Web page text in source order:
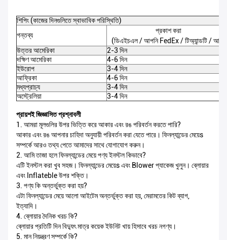
শিপিং (কাজের দিনগুলিতে স্বাভাবিক পরিস্থিতি)
গন্তব্য
প্রকাশ করা
(ডিএইচএল / আপনি FedEx / টিঅ্যান্ডটি / আপ)
উত্তর আমেরিকা
2-3 দিন
দক্ষিণ আমেরিকা
4-6 দিন
ইউরোপ
3-4 দিন
আফ্রিকা
4-6 দিন
মধ্যপ্রাচ্য
3-4 দিন
অস্ট্রেলিয়া
3-4 দিন
প্রায়শই জিজ্ঞাসিত প্রশ্নাবলী
1. আমরা মূলগুলির উপর ভিত্তি করে আকার এবং রঙ পরিবর্তন করতে পারি?
আকার এবং রঙ আপনার চাহিদা অনুযায়ী পরিবর্তন করা যেতে পারে। ফিনল্যান্ডের মেয়েs
সম্পর্কে আরও তথ্য পেতে আমাদের সাথে যোগাযোগ করুন।
2. আমি তাজা হলে ফিনল্যান্ডের মেয়ে পণ্য ইনস্টল কিভাবে?
এটি ইনস্টল করা খুব সহজ। ফিনল্যান্ডের মেয়েs এবং Blower প্যাকেজ খুলুন। ব্লোয়ার
এবং Inflateble উপর শক্তি।
3. পণ্য কি অন্তর্ভুক্ত করা হয়?
এটা ফিনল্যান্ডের মেয়ে আলো আইটেম অন্তর্ভুক্ত করা হয়, মেরামতের কিট ব্যাগ,
ইত্যাদি।
4. ব্লোয়ার দৈনিক খরচ কি?
ব্লোয়ার প্রতিটি দিন বিদ্যুৎ মাত্র কয়েক ইউনিট খায় হিসাবে খরচ নগণ্য।
5. মান নিয়ন্ত্রণ সম্পর্কে কি?